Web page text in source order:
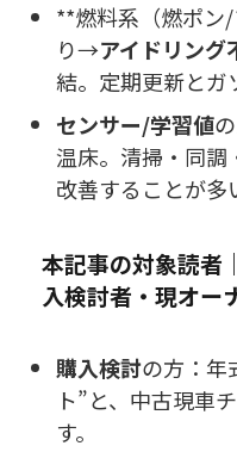
**燃料系（燃ポン
り→アイドリング
結。定期更新とガ
センサー/学習値
温床。清掃・同調
改善することが多
本記事の対象読者
入検討者・現オー
購入検討の方：年
ト”と、中古現車
す。